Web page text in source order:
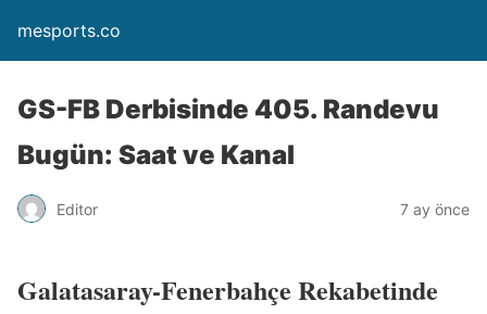
mesports.co
GS-FB Derbisinde 405. Randevu
Bugün: Saat ve Kanal
Editor 7 ay önce
Galatasaray-Fenerbahçe Rekabetinde